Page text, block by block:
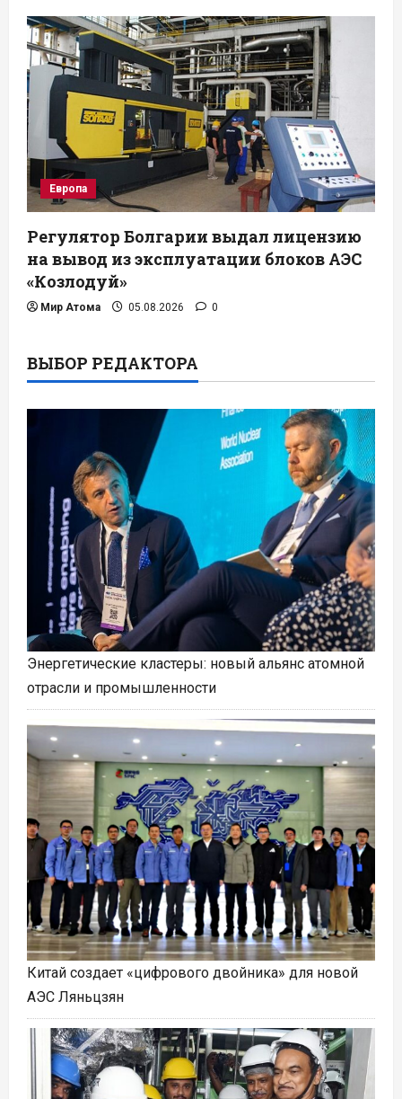
Европа
Регулятор Болгарии выдал лицензию
на вывод из эксплуатации блоков АЭС
«Козлодуй»
Мир Атома 05.08.2026 0
ВЫБОР РЕДАКТОРА
Энергетические кластеры: новый альянс атомной
отрасли и промышленности
Китай создает «цифрового двойника» для новой
АЭС Ляньцзян